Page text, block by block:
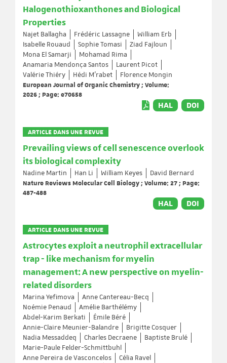
Halogenothioxanthones and Biological
Properties
Najet Ballagha Frédéric Lassagne
William Erb
Isabelle Rouaud
Sophie Tomasi
Ziad Fajloun
Mona El Samarji
Mohamad Rima
Anamaria Mendonça Santos
Laurent Picot
Valérie Thiéry
Hédi M’rabet
Florence Mongin
European Journal of Organic Chemistry ; Volume:
2026 ; Page: e70658
HAL DOI
ARTICLE DANS UNE REVUE
Prevailing views of cell senescence overlook
its biological complexity
Nadine Martin Han Li William Keyes
David Bernard
Nature Reviews Molecular Cell Biology ; Volume: 27 ; Page:
487-488
HAL DOI
ARTICLE DANS UNE REVUE
Astrocytes exploit a neutrophil extracellular
trap - like mechanism for myelin
management: A new perspective on myelin-
related disorders
Marina Yefimova
Anne Cantereau-Becq
Noémie Penaud
Amélie Barthélémy
Abdel-Karim Berkati
Émile Béré
Annie-Claire Meunier-Balandre
Brigitte Cosquer
Nadia Messaddeq
Charles Decraene
Baptiste Brulé
Marie-Paule Felder-Schmittbuhl
Anne Pereira de Vasconcelos
Célia Ravel